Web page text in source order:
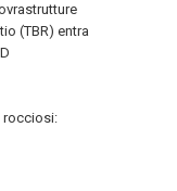
(TBR) entra
rocciosi: